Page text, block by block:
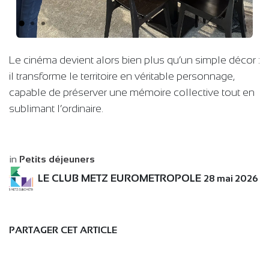
Précédent
Le cinéma devient alors bien plus qu’un simple décor :
il transforme le territoire en véritable personnage,
capable de préserver une mémoire collective tout en
sublimant l’ordinaire.
in Petits déjeuners
LE CLUB METZ EUROMETROPOLE 28 mai 2026
PARTAGER CET ARTICLE